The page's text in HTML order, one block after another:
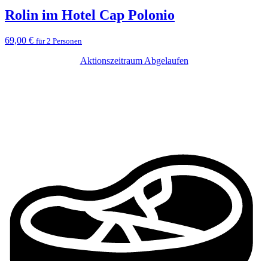
Rolin im Hotel Cap Polonio
69,00 € für 2 Personen
Aktionszeitraum Abgelaufen